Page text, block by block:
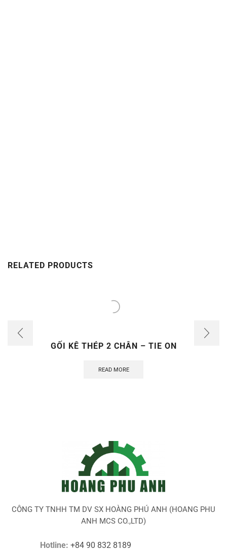
RELATED PRODUCTS
GỐI KÊ THÉP 2 CHÂN – TIE ON
READ MORE
CÔNG TY TNHH TM DV SX HOÀNG PHÚ ANH (HOANG PHU
ANH MCS CO.,LTD)
Hotline: +84 90 832 8189